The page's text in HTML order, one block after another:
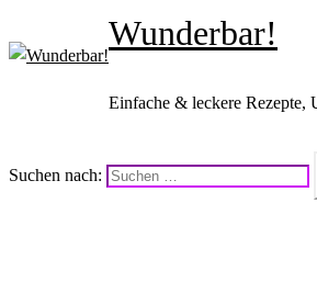
Wunderbar!
Einfache & leckere Rezepte,
Suchen nach: